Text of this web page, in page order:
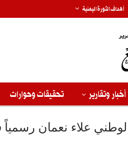
أهداف الثورة اليمنية
أخبار وتقارير تحقيقات وحوارات
علاء نعمان